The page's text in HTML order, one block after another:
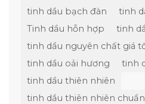
tinh dầu bạch đàn
tinh
Tinh dầu hỗn hợp
tinh
tinh dầu nguyên chất giá
tinh dầu oải hương
tinh
tinh dầu thiên nhiên
tinh dầu thiên nhiên chuẩn